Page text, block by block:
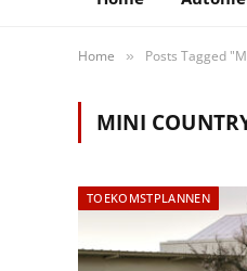
Home » Posts Tagged
MINI
TOEKOMSTPLANNEN